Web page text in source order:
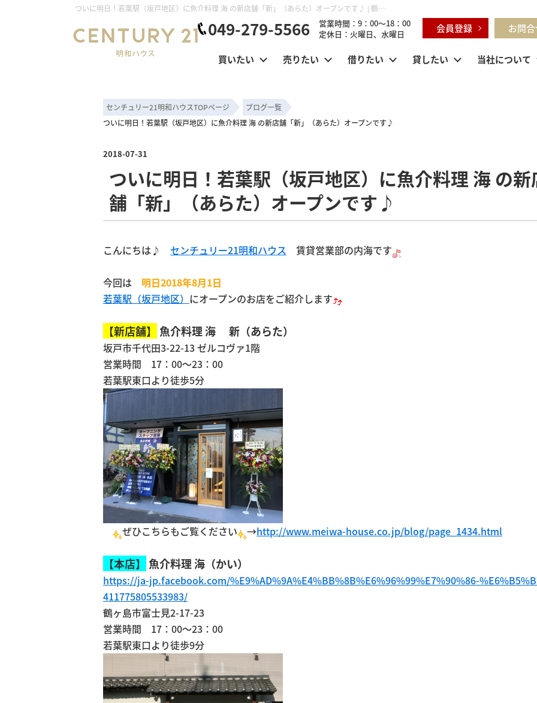
ついに明日！若葉駅（坂戸地区）に魚介料理 海 の新店舗「新」（あらた）オープンです♪ | 鶴ヶ島市・坂戸市・東松山市・川越市の不動産購入・不動産売却のことならセンチュリー21明和ハウス
049-279-5566
営業時間：9：00～18：00
定休日：火曜日、水曜日
会員登録 お問
買いたい 売りたい 借りたい 貸したい 当社について
センチュリー21明和ハウスTOPページ
ブログ一覧
ついに明日！若葉駅（坂戸地区）に魚介料理 海 の新店舗「新」（あらた）オープンです♪
2018-07-31
ついに明日！若葉駅（坂戸地区）に魚介料理 海 の新
舗「新」（あらた）オープンです♪
こんにちは♪ センチュリー21明和ハウス 賃貸営業部の内海です
今回は 明日2018年8月1日
若葉駅（坂戸地区） にオープンのお店をご紹介します
【新店舗】 魚介料理 海 新（あらた）
坂戸市千代田3-22-13 ゼルコヴァ1階
営業時間 17：00～23：00
若葉駅東口より徒歩5分
ぜひこちらもご覧ください →http://www.meiwa-house.co.jp/blog/page_1434.html
【本店】 魚介料理 海（かい）
https://ja-jp.facebook.com/%E9%AD%9A%E4%BB%8B%E6%96%99%E7%90%86-
411775805533983/
鶴ヶ島市富士見2-17-23
営業時間 17：00～23：00
若葉駅東口より徒歩9分